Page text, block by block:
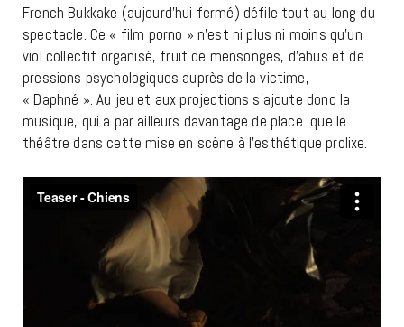
French Bukkake (aujourd’hui fermé) défile tout au long du
spectacle. Ce « film porno » n’est ni plus ni moins qu’un
viol collectif organisé, fruit de mensonges, d’abus et de
pressions psychologiques auprès de la victime,
« Daphné ». Au jeu et aux projections s’ajoute donc la
musique, qui a par ailleurs davantage de place que le
théâtre dans cette mise en scène à l’esthétique prolixe.